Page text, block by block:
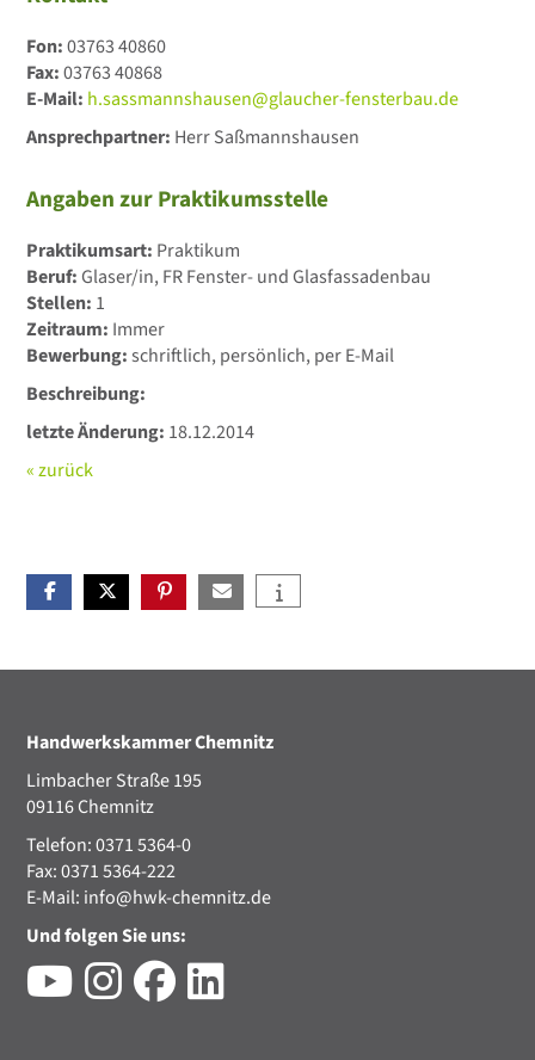
Fon:03763 40860
Fax:03763 40868
E-Mail: h.sassmannshausen@glaucher-fensterbau.de
Ansprechpartner: Herr Saßmannshausen
Angaben zur Praktikumsstelle
Praktikumsart: Praktikum
Beruf:Glaser/in, FR Fenster- und Glasfassadenbau
Stellen: 1
Zeitraum: Immer
Bewerbung:schriftlich, persönlich, per E-Mail
Beschreibung:
letzte Änderung: 18.12.2014
« zurück
Handwerkskammer Chemnitz
Limbacher Straße 195
09116 Chemnitz
Telefon: 0371 5364-0
Fax: 0371 5364-222
E-Mail: info@hwk-chemnitz.de
Und folgen Sie uns: